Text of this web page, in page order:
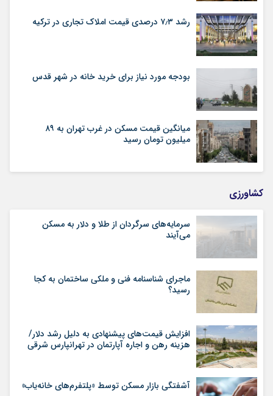
رشد ۷٫۳ درصدی قیمت‌ املاک تجاری در ترکیه
بودجه مورد نیاز برای خرید خانه در شهر قدس
میانگین قیمت مسکن در غرب تهران به ۸۹
میلیون تومان رسید
کشاورزی
سرمایه‌های سرگردان از طلا و دلار به مسکن
می‌آیند
ماجرای شناسنامه‌ فنی و ملکی ساختمان به کجا
رسید؟
افزایش قیمت‌های پیشنهادی به دلیل رشد دلار/
هزینه رهن و اجاره آپارتمان در تهرانپارس شرقی
آشفتگی بازار مسکن توسط «پلتفرم‌های خانه‌یاب»